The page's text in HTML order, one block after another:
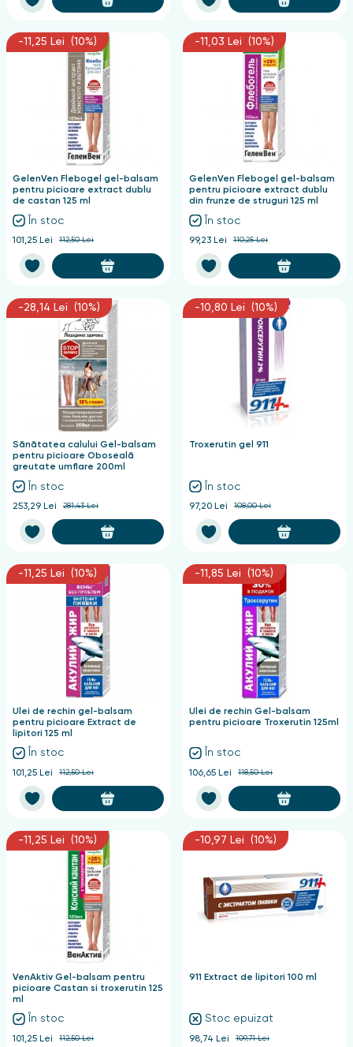
-11,25 Lei (10%)
GelenVen Flebogel gel-balsam
pentru picioare extract dublu
de castan 125 ml
În stoc
101,25 Lei 112,50 Lei
-11,03 Lei (10%)
GelenVen Flebogel gel-balsam
pentru picioare extract dublu
din frunze de struguri 125 ml
În stoc
99,23 Lei 110,25 Lei
-28,14 Lei (10%)
Sănătatea calului Gel-balsam
pentru picioare Oboseală
greutate umflare 200ml
În stoc
253,29 Lei 281,43 Lei
-10,80 Lei (10%)
Troxerutin gel 911
În stoc
97,20 Lei 108,00 Lei
-11,25 Lei (10%)
Ulei de rechin gel-balsam
pentru picioare Extract de
lipitori 125 ml
În stoc
101,25 Lei 112,50 Lei
-11,85 Lei (10%)
Ulei de rechin Gel-balsam
pentru picioare Troxerutin 125ml
În stoc
106,65 Lei 118,50 Lei
-11,25 Lei (10%)
VenAktiv Gel-balsam pentru
picioare Castan si troxerutin 125
ml
În stoc
101,25 Lei 112,50 Lei
-10,97 Lei (10%)
911 Extract de lipitori 100 ml
Stoc epuizat
98,74 Lei 109,71 Lei